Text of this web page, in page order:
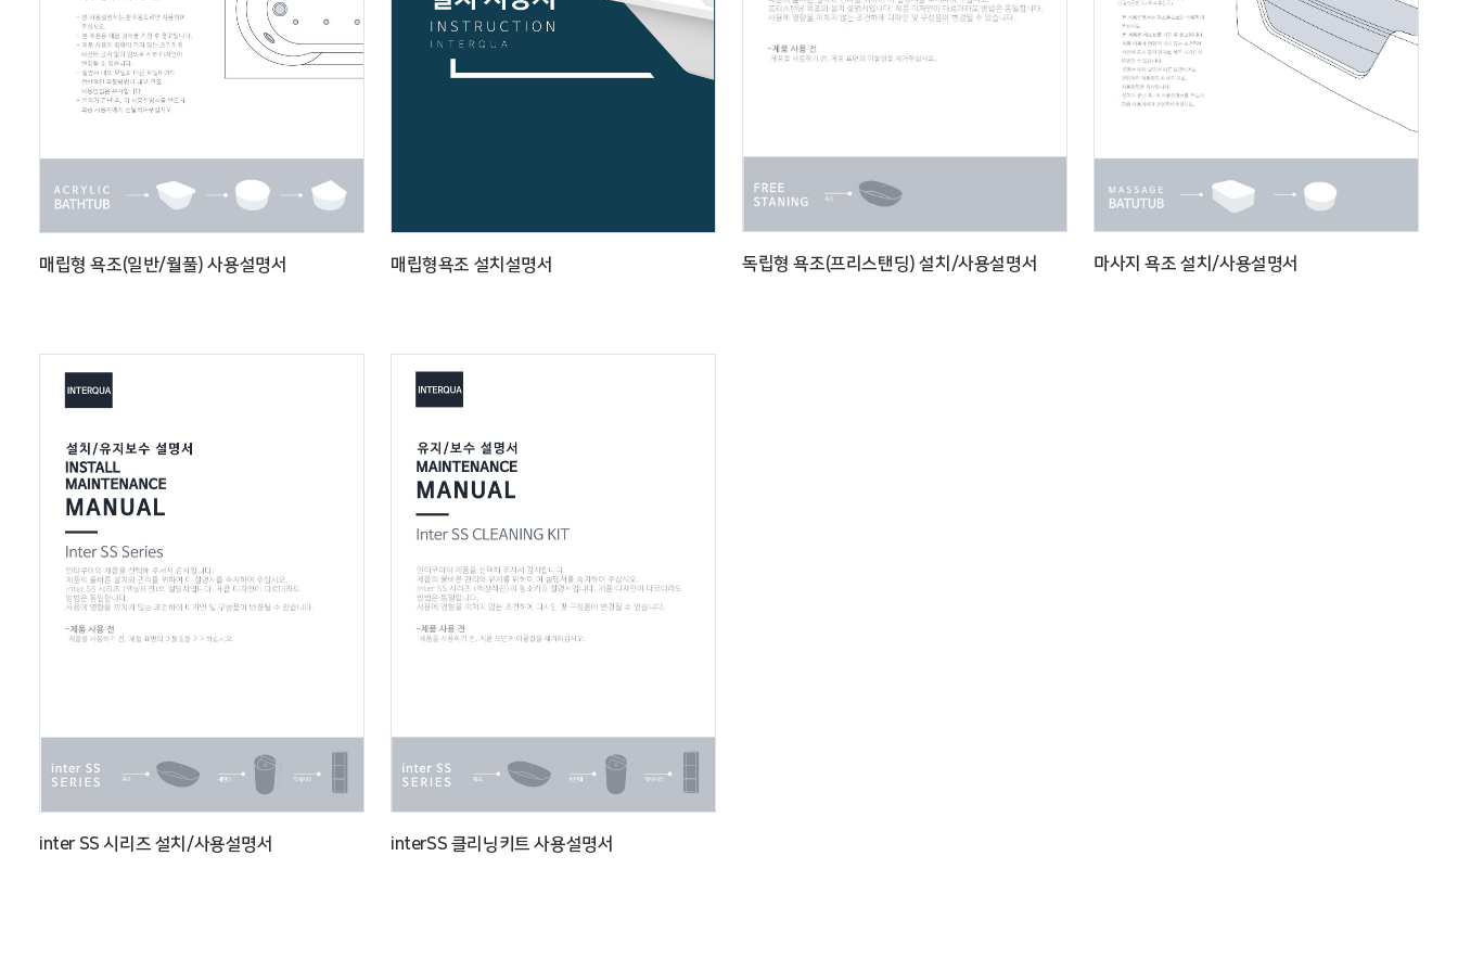
매립형 욕조(일반/월풀) 사용설명서 매립형욕조 설치설명서 독립형 욕조(프리스탠딩) 설치/사용설명서 마사지 욕조 설치/사용설명서
inter SS 시리즈 설치/사용설명서 interSS 클리닝키트 사용설명서